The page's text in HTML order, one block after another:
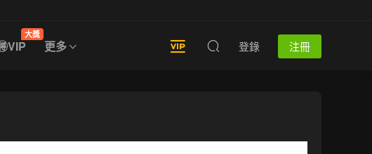
大獎
更多 登錄 注冊